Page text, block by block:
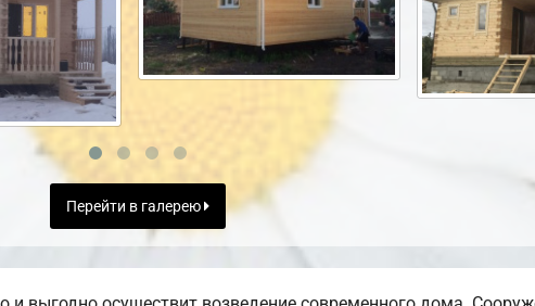
Перейти в галерею